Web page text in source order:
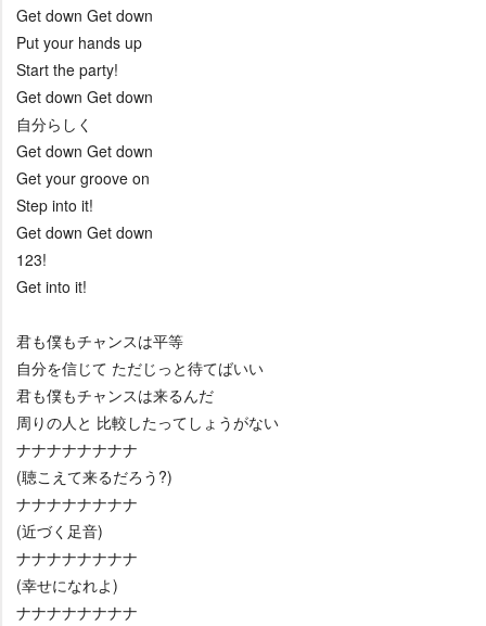
Get down Get down
Put your hands up
Start the party!
Get down Get down
自分らしく
Get down Get down
Get your groove on
Step into it!
Get down Get down
123!
Get into it!
君も僕もチャンスは平等
自分を信じて ただじっと待てばいい
君も僕もチャンスは来るんだ
周りの人と 比較したってしょうがない
ナナナナナナナナ
(聴こえて来るだろう?)
ナナナナナナナナ
(近づく足音)
ナナナナナナナナ
(幸せになれよ)
ナナナナナナナナ